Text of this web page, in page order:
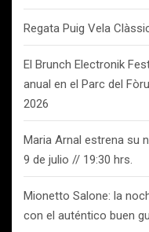
Regata Puig Vela
El Brunch Electronik
anual en el Parc del
2026
Maria Arnal estrena su
9 de julio // 19:30 hrs.
Mionetto Salone: la
con el auténtico buen